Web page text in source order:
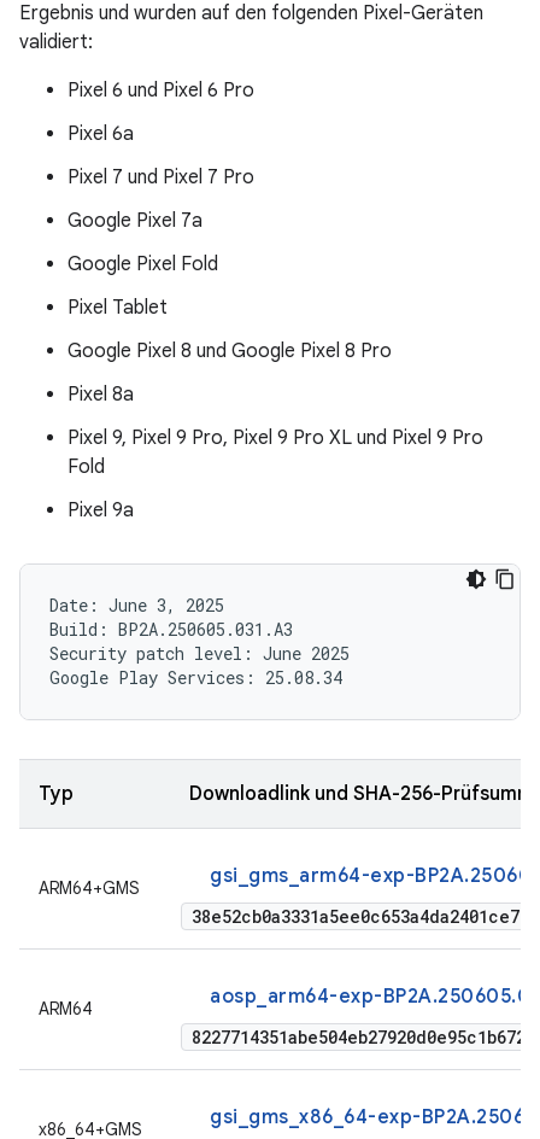
Ergebnis und wurden auf den folgenden Pixel-Geräten
validiert:
Pixel 6 und Pixel 6 Pro
Pixel 6a
Pixel 7 und Pixel 7 Pro
Google Pixel 7a
Google Pixel Fold
Pixel Tablet
Google Pixel 8 und Google Pixel 8 Pro
Pixel 8a
Pixel 9, Pixel 9 Pro, Pixel 9 Pro XL und Pixel 9 Pro
Fold
Pixel 9a
Date: June 3, 2025
Build: BP2A.250605.031.A3
Security patch level: June 2025
Typ Downloadlink und SHA-256-
ARM64+GMS gsi_gms_arm64-exp-
ARM64 aosp_arm64-exp-
x86_64+GMS gsi_gms_x86_64-exp-